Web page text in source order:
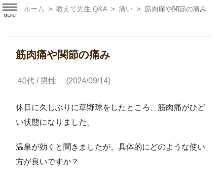
ホーム 教えて先生 Q&A 痛い 筋肉痛や関節の痛み
筋肉痛や関節の痛み
40代 / 男性 (2024/09/14)
休日に久しぶりに草野球をしたところ、筋肉痛がひど
い状態になりました。
温泉が効くと聞きましたが、具体的にどのような使い
方が良いですか？
MENU